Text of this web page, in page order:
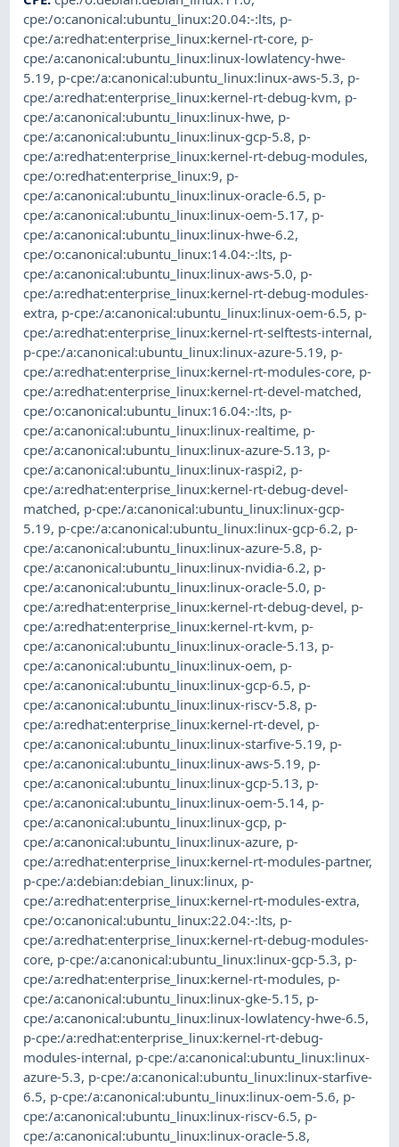
cpe:/o:canonical:ubuntu_linux:20.04:-:lts, p-
cpe:/a:redhat:enterprise_linux:kernel-rt-core, p-
cpe:/a:canonical:ubuntu_linux:linux-lowlatency-hwe-
5.19, p-cpe:/a:canonical:ubuntu_linux:linux-aws-5.3, p-
cpe:/a:redhat:enterprise_linux:kernel-rt-debug-kvm, p-
cpe:/a:canonical:ubuntu_linux:linux-hwe, p-
cpe:/a:canonical:ubuntu_linux:linux-gcp-5.8, p-
cpe:/a:redhat:enterprise_linux:kernel-rt-debug-modules,
cpe:/o:redhat:enterprise_linux:9, p-
cpe:/a:canonical:ubuntu_linux:linux-oracle-6.5, p-
cpe:/a:canonical:ubuntu_linux:linux-oem-5.17, p-
cpe:/a:canonical:ubuntu_linux:linux-hwe-6.2,
cpe:/o:canonical:ubuntu_linux:14.04:-:lts, p-
cpe:/a:canonical:ubuntu_linux:linux-aws-5.0, p-
cpe:/a:redhat:enterprise_linux:kernel-rt-debug-modules-
extra, p-cpe:/a:canonical:ubuntu_linux:linux-oem-6.5, p-
cpe:/a:redhat:enterprise_linux:kernel-rt-selftests-internal,
p-cpe:/a:canonical:ubuntu_linux:linux-azure-5.19, p-
cpe:/a:redhat:enterprise_linux:kernel-rt-modules-core, p-
cpe:/a:redhat:enterprise_linux:kernel-rt-devel-matched,
cpe:/o:canonical:ubuntu_linux:16.04:-:lts, p-
cpe:/a:canonical:ubuntu_linux:linux-realtime, p-
cpe:/a:canonical:ubuntu_linux:linux-azure-5.13, p-
cpe:/a:canonical:ubuntu_linux:linux-raspi2, p-
cpe:/a:redhat:enterprise_linux:kernel-rt-debug-devel-
matched, p-cpe:/a:canonical:ubuntu_linux:linux-gcp-
5.19, p-cpe:/a:canonical:ubuntu_linux:linux-gcp-6.2, p-
cpe:/a:canonical:ubuntu_linux:linux-azure-5.8, p-
cpe:/a:canonical:ubuntu_linux:linux-nvidia-6.2, p-
cpe:/a:canonical:ubuntu_linux:linux-oracle-5.0, p-
cpe:/a:redhat:enterprise_linux:kernel-rt-debug-devel, p-
cpe:/a:redhat:enterprise_linux:kernel-rt-kvm, p-
cpe:/a:canonical:ubuntu_linux:linux-oracle-5.13, p-
cpe:/a:canonical:ubuntu_linux:linux-oem, p-
cpe:/a:canonical:ubuntu_linux:linux-gcp-6.5, p-
cpe:/a:canonical:ubuntu_linux:linux-riscv-5.8, p-
cpe:/a:redhat:enterprise_linux:kernel-rt-devel, p-
cpe:/a:canonical:ubuntu_linux:linux-starfive-5.19, p-
cpe:/a:canonical:ubuntu_linux:linux-aws-5.19, p-
cpe:/a:canonical:ubuntu_linux:linux-gcp-5.13, p-
cpe:/a:canonical:ubuntu_linux:linux-oem-5.14, p-
cpe:/a:canonical:ubuntu_linux:linux-gcp, p-
cpe:/a:canonical:ubuntu_linux:linux-azure, p-
cpe:/a:redhat:enterprise_linux:kernel-rt-modules-partner,
p-cpe:/a:debian:debian_linux:linux, p-
cpe:/a:redhat:enterprise_linux:kernel-rt-modules-extra,
cpe:/o:canonical:ubuntu_linux:22.04:-:lts, p-
cpe:/a:redhat:enterprise_linux:kernel-rt-debug-modules-
core, p-cpe:/a:canonical:ubuntu_linux:linux-gcp-5.3, p-
cpe:/a:redhat:enterprise_linux:kernel-rt-modules, p-
cpe:/a:canonical:ubuntu_linux:linux-gke-5.15, p-
cpe:/a:canonical:ubuntu_linux:linux-lowlatency-hwe-6.5,
p-cpe:/a:redhat:enterprise_linux:kernel-rt-debug-
modules-internal, p-cpe:/a:canonical:ubuntu_linux:linux-
azure-5.3, p-cpe:/a:canonical:ubuntu_linux:linux-starfive-
6.5, p-cpe:/a:canonical:ubuntu_linux:linux-oem-5.6, p-
cpe:/a:canonical:ubuntu_linux:linux-riscv-6.5, p-
cpe:/a:canonical:ubuntu_linux:linux-oracle-5.8,